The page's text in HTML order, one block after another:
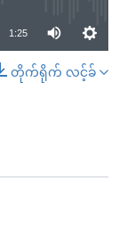
1:25
တိုက်ရိုက် လင့်ခ်